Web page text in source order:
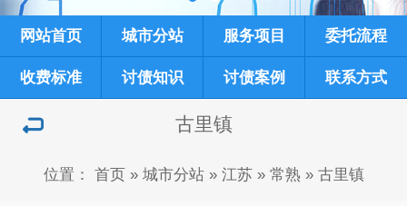
网站首页 城市分站 服务项目 委托流程
收费标准 讨债知识 讨债案例 联系方式
古里镇
位置： 首页 » 城市分站» 江苏» 常熟 » 古里镇